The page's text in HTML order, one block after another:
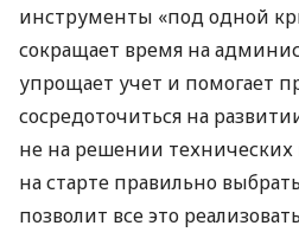
инструменты «под одной
сокращает время на
упрощает учет и помогает
сосредоточиться на
не на решении технических
на старте правильно
позволит все это